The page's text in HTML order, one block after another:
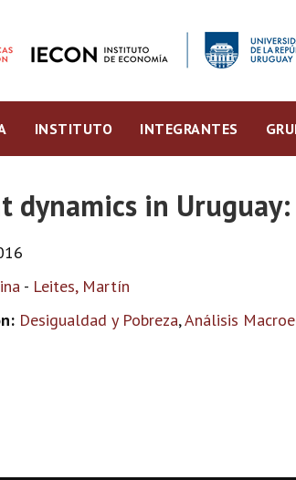
INSTITUTO INTEGRANTES
dynamics in
- Leites, Martín
Desigualdad y Pobreza,Análisis